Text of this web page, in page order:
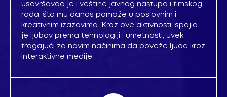
usavršavao je i veštine javnog nastupa i timskog
rada, što mu danas pomaže u poslovnim i
kreativnim izazovima. Kroz ove aktivnosti, spojio
je ljubav prema tehnologiji i umetnosti, uvek
tragajući za novim načinima da poveže ljude kroz
interaktivne medije.